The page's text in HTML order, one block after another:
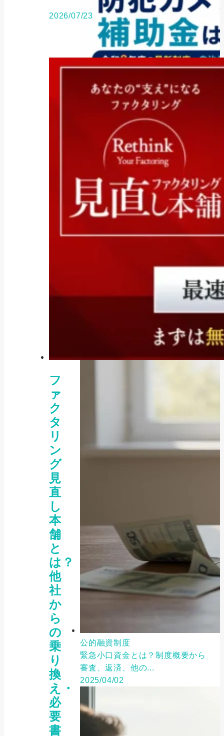
2026/07/23
フ
ァ
ク
タ
リ
ン
グ
見
直
し
本
舗
と
は？
他
社
か
ら
の
乗
り
換
え・
必
要
書
お役立ち情報, 補助金・助成金
「防犯カメラに使える補助金はあ
公的融資制度
緊急小口資金とは？制度概要から
審査、返済、他の...
2025/04/02